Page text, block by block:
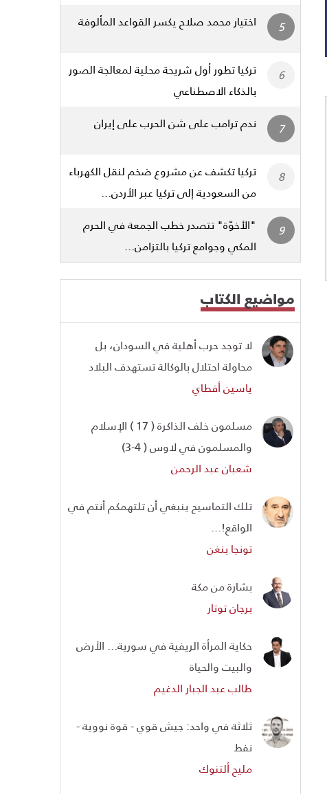
اختيار محمد صلاح يكسر القواعد المألوفة
تركيا تطور أول شريحة محلية لمعالجة الصور
بالذكاء الاصطناعي
ندم ترامب على شن الحرب على إيران
تركيا تكشف عن مشروع ضخم لنقل الكهرباء
من السعودية إلى تركيا عبر الأردن...
"الأخوّة" تتصدر خطب الجمعة في الحرم
المكي وجوامع تركيا بالتزامن...
مواضيع الكتاب
لا توجد حرب أهلية في السودان، بل
محاولة احتلال بالوكالة تستهدف البلاد
ياسين أقطاي
مسلمون خلف الذاكرة ( 17 ) الإسلام
والمسلمون في لاوس ( 4-3)
شعبان عبد الرحمن
تلك التماسيح ينبغي أن تلتهمكم أنتم في
الواقع!...
تونجا بنغن
بشارة من مكة
برجان توتار
حكاية المرأة الريفية في سورية... الأرض
والبيت والحياة
طالب عبد الجبار الدغيم
ثلاثة في واحد: جيش قوي - قوة نووية -
نفط
مليح ألتنوك